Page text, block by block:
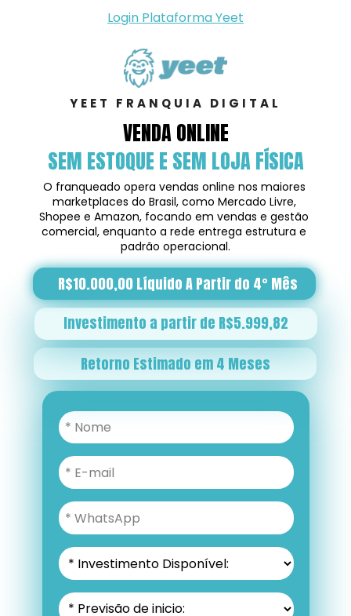
Login Plataforma Yeet
YEET FRANQUIA DIGITAL
VENDA ONLINE
SEM ESTOQUE E SEM LOJA FÍSICA
O franqueado opera vendas online nos maiores
marketplaces do Brasil, como Mercado Livre,
Shopee e Amazon, focando em vendas e gestão
comercial, enquanto a rede entrega estrutura e
padrão operacional.
R$10.000,00 Líquido A Partir do 4° Mês
Retorno Estimado em 4 Meses
Investimento a partir de R$5.999,82